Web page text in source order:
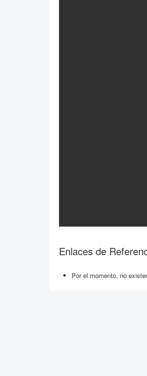
Enlaces de
Por el momento, no